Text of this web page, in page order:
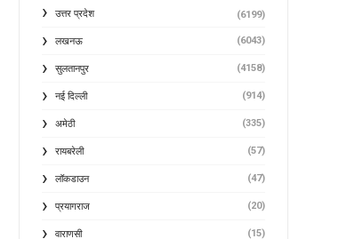
उत्तर प्रदेश (6199)
लखनऊ (6043)
सुलतानपुर (4158)
नई दिल्ली (914)
अमेठी (335)
रायबरेली (57)
लॉकडाउन (47)
प्रयागराज (20)
वाराणसी (15)